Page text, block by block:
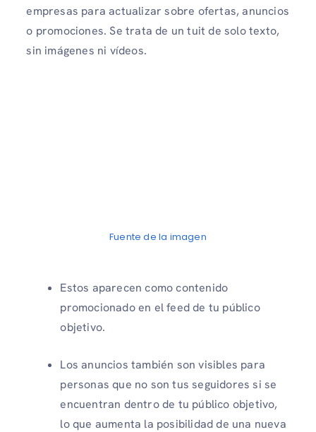
empresas para actualizar sobre ofertas, anuncios
o promociones. Se trata de un tuit de solo texto,
sin imágenes ni vídeos.
Fuente de la imagen
Estos aparecen como contenido
promocionado en el feed de tu público
objetivo.
Los anuncios también son visibles para
personas que no son tus seguidores si se
encuentran dentro de tu público objetivo,
lo que aumenta la posibilidad de una nueva